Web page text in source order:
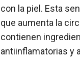
con la piel. Esta
que aumenta la
contienen
antiinflamatorias y